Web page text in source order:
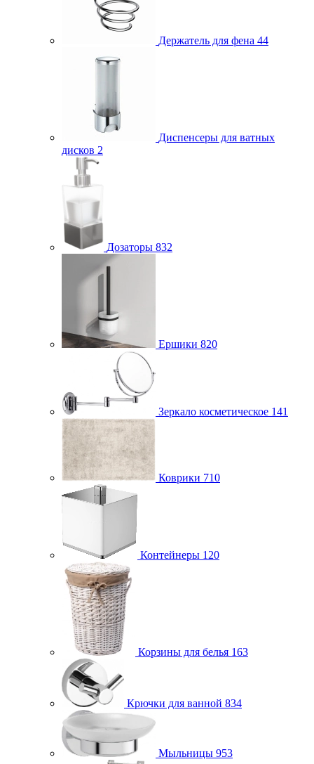
Держатель для фена 44
Диспенсеры для ватных
дисков 2
Дозаторы 832
Ершики 820
Зеркало косметическое 141
Коврики 710
Контейнеры 120
Корзины для белья 163
Крючки для ванной 834
Мыльницы 953